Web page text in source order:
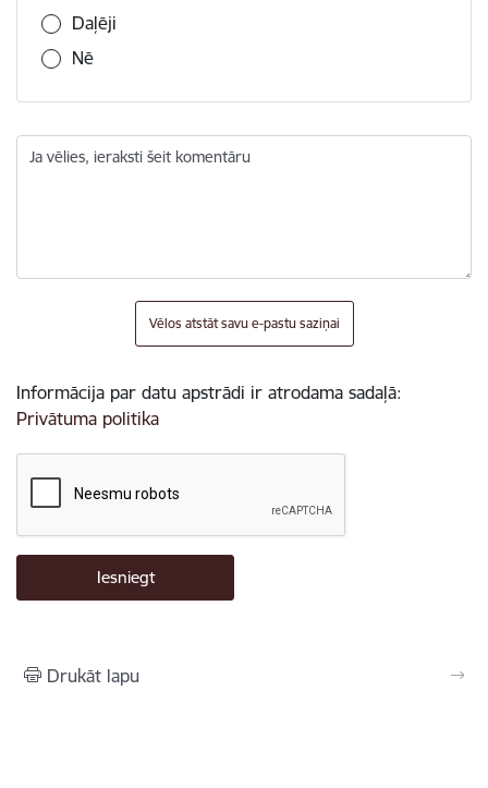
Daļēji
Nē
Ja vēlies, ieraksti šeit komentāru
Vēlos atstāt savu e-pastu saziņai
Informācija par datu apstrādi ir atrodama sadaļā:
Privātuma politika
Drukāt lapu